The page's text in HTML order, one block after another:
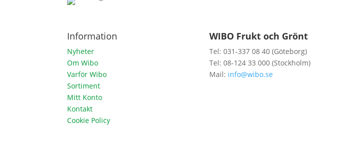
Information
Nyheter
Om Wibo
Varför Wibo
Sortiment
Mitt Konto
Kontakt
Cookie Policy
WIBO Frukt och Grönt
Tel: 031-337 08 40 (Göteborg)
Tel: 08-124 33 000 (Stockholm)
Mail: info@wibo.se